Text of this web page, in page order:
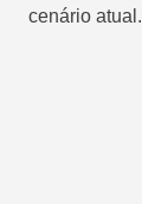
cenário atual.